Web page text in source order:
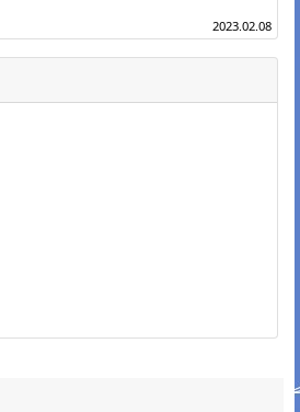
2023.02.08